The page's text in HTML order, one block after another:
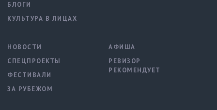
БЛОГИ
КУЛЬТУРА В ЛИЦАХ
НОВОСТИ
СПЕЦПРОЕКТЫ
ФЕСТИВАЛИ
ЗА РУБЕЖОМ
АФИША
РЕВИЗОР
РЕКОМЕНДУЕТ